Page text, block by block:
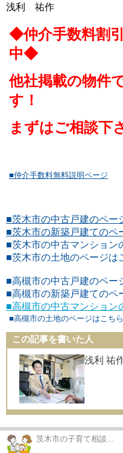
浅利 祐作
◆仲介手数料割
中◆
他社掲載の物件
す！
まずはご相談下
■仲介手数料無料説明ページ
■茨木市の中古戸建のペー
■茨木市の新築戸建てのペ
■茨木市の中古マンション
■茨木市の土地のページは
■高槻市の中古戸建のペー
■高槻市の新築戸建てのペ
■高槻市の中古マンション
■高槻市の土地のページはこちら
この記事を書いた人
浅利 祐
茨木市の子育て相談...